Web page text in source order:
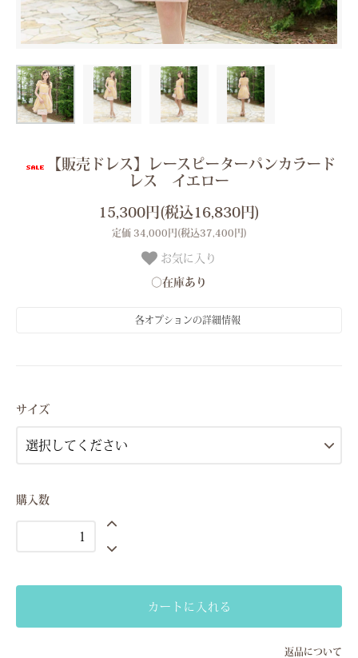
【販売ドレス】レースピーターパンカラード
レス イエロー
15,300円(税込16,830円)
定価 34,000円(税込37,400円)
お気に入り
○在庫あり
各オプションの詳細情報
サイズ
購入数
カートに入れる
返品について